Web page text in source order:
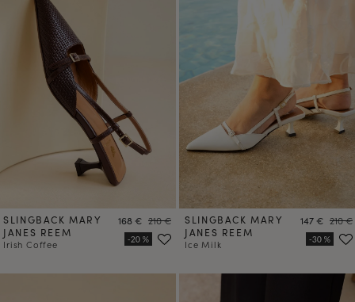
SLINGBACK MARY
JANES REEM
Irish Coffee
Precio
168 € Precio
210 €
SLINGBACK MARY
JANES REEM
Ice Milk
Precio
147 € Precio
210 €